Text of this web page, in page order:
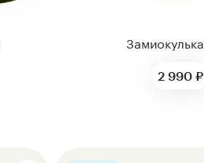
2 990 ₽